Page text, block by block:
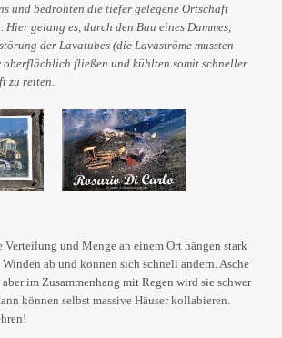
und bedrohten die tiefer gelegene Ortschaft
gelang es, durch den Bau eines Dammes,
der Lavatubes (die Lavaströme mussten
fließen und kühlten somit schneller
zu retten.
Verteilung und Menge an einem Ort hängen stark
ab und können sich schnell ändern. Asche
im Zusammenhang mit Regen wird sie schwer
können selbst massive Häuser kollabieren.